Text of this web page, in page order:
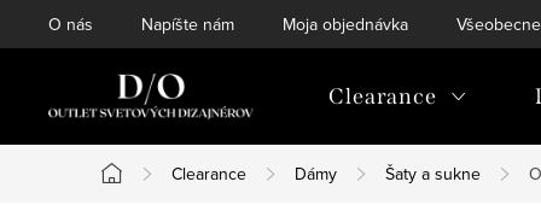
na
O nás Napíšte nám Moja objednávka
Clearance
Domov
Clearance Dámy Šaty a sukne